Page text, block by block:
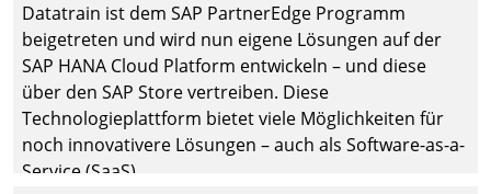
Datatrain ist dem SAP PartnerEdge Programm
beigetreten und wird nun eigene Lösungen auf der
SAP HANA Cloud Platform entwickeln – und diese
über den SAP Store vertreiben. Diese
Technologieplattform bietet viele Möglichkeiten für
noch innovativere Lösungen – auch als Software-as-a-
Service (SaaS).